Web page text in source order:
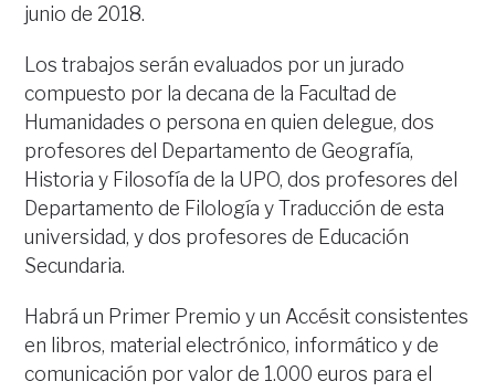
junio de 2018.
Los trabajos serán evaluados por un jurado
compuesto por la decana de la Facultad de
Humanidades o persona en quien delegue, dos
profesores del Departamento de Geografía,
Historia y Filosofía de la UPO, dos profesores del
Departamento de Filología y Traducción de esta
universidad, y dos profesores de Educación
Secundaria.
Habrá un Primer Premio y un Accésit consistentes
en libros, material electrónico, informático y de
comunicación por valor de 1.000 euros para el